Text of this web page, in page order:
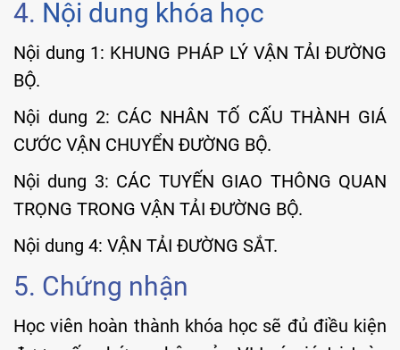
4. Nội dung khóa học
Nội dung 1: KHUNG PHÁP LÝ VẬN TẢI ĐƯỜNG
BỘ.
Nội dung 2: CÁC NHÂN TỐ CẤU THÀNH GIÁ
CƯỚC VẬN CHUYỂN ĐƯỜNG BỘ.
Nội dung 3: CÁC TUYẾN GIAO THÔNG QUAN
TRỌNG TRONG VẬN TẢI ĐƯỜNG BỘ.
Nội dung 4: VẬN TẢI ĐƯỜNG SẮT.
5. Chứng nhận
Học viên hoàn thành khóa học sẽ đủ điều kiện